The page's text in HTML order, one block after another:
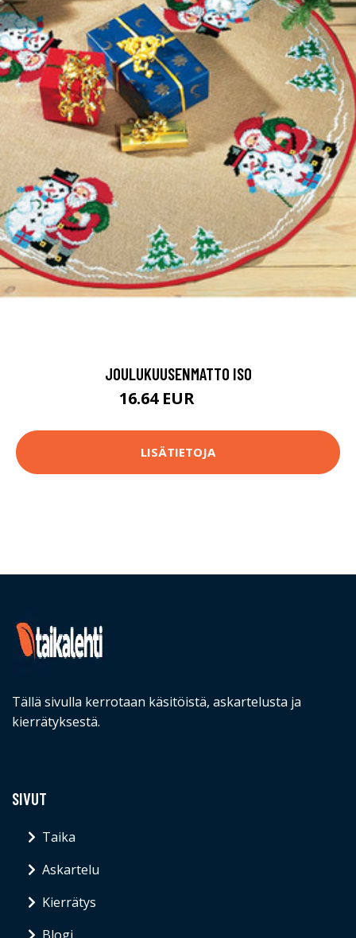
JOULUKUUSENMATTO ISO
16.64 EUR
LISÄTIETOJA
Tällä sivulla kerrotaan käsitöistä, askartelusta ja
kierrätyksestä.
SIVUT
Taika
Askartelu
Kierrätys